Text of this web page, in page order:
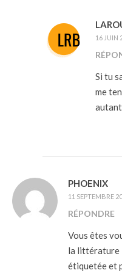
16 JUIN
Si tu
me
PHOENIX
11 SEPTEMBRE
RÉPONDRE
Vous êtes
la littérature
étiquetée et